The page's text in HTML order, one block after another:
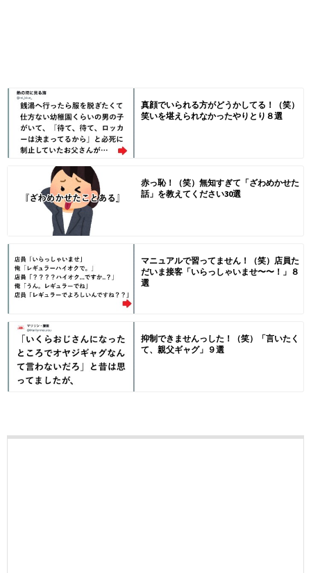
真顔でいられる方がどうかしてる！（笑）
笑いを堪えられなかったやりとり８選
赤っ恥！（笑）無知すぎて「ざわめかせた
話」を教えてください30選
マニュアルで習ってません！（笑）店員た
だいま接客「いらっしゃいませ〜〜！」８
選
抑制できませんっした！（笑）「言いたく
て、親父ギャグ」９選